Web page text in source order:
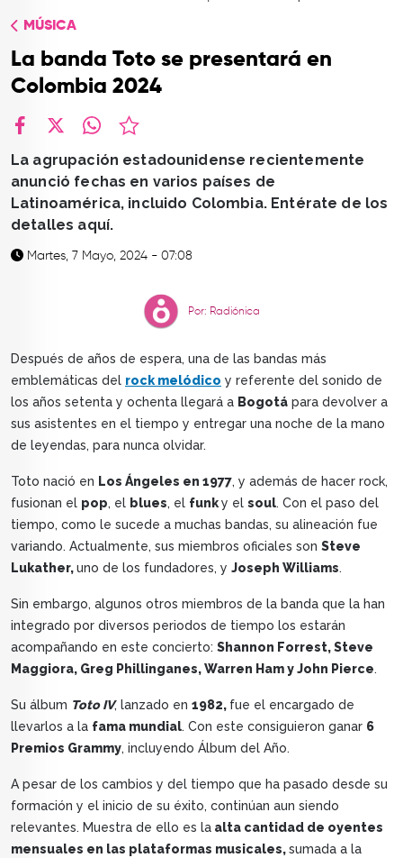
CONTACTO
MÚSICA
La banda Toto se presentará en
Colombia 2024
La agrupación estadounidense recientemente
anunció fechas en varios países de
Latinoamérica, incluido Colombia. Entérate de los
detalles aquí.
Martes, 7 Mayo, 2024 - 07:08
Por: Radiónica
Después de años de espera, una de las bandas más
emblemáticas del rock melódico y referente del sonido de
los años setenta y ochenta llegará a Bogotá para devolver a
sus asistentes en el tiempo y entregar una noche de la mano
de leyendas, para nunca olvidar.
Toto nació en Los Ángeles en 1977, y además de hacer rock,
fusionan el pop, el blues, el funky el soul. Con el paso del
tiempo, como le sucede a muchas bandas, su alineación fue
variando. Actualmente, sus miembros oficiales son Steve
Lukather,uno de los fundadores, y Joseph Williams.
Sin embargo, algunos otros miembros de la banda que la han
integrado por diversos periodos de tiempo los estarán
acompañando en este concierto: Shannon Forrest, Steve
Maggiora, Greg Phillinganes, Warren Ham y John Pierce.
Su álbum Toto IV, lanzado en 1982, fue el encargado de
llevarlos a la fama mundial. Con este consiguieron ganar 6
Premios Grammy, incluyendo Álbum del Año.
A pesar de los cambios y del tiempo que ha pasado desde su
formación y el inicio de su éxito, continúan aun siendo
relevantes. Muestra de ello es la alta cantidad de oyentes
mensuales en las plataformas musicales,sumada a la